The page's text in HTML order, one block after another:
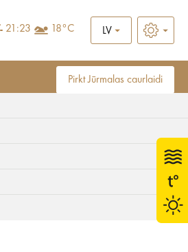
21:23 18°C LV
Pirkt Jūrmalas caurlaidi